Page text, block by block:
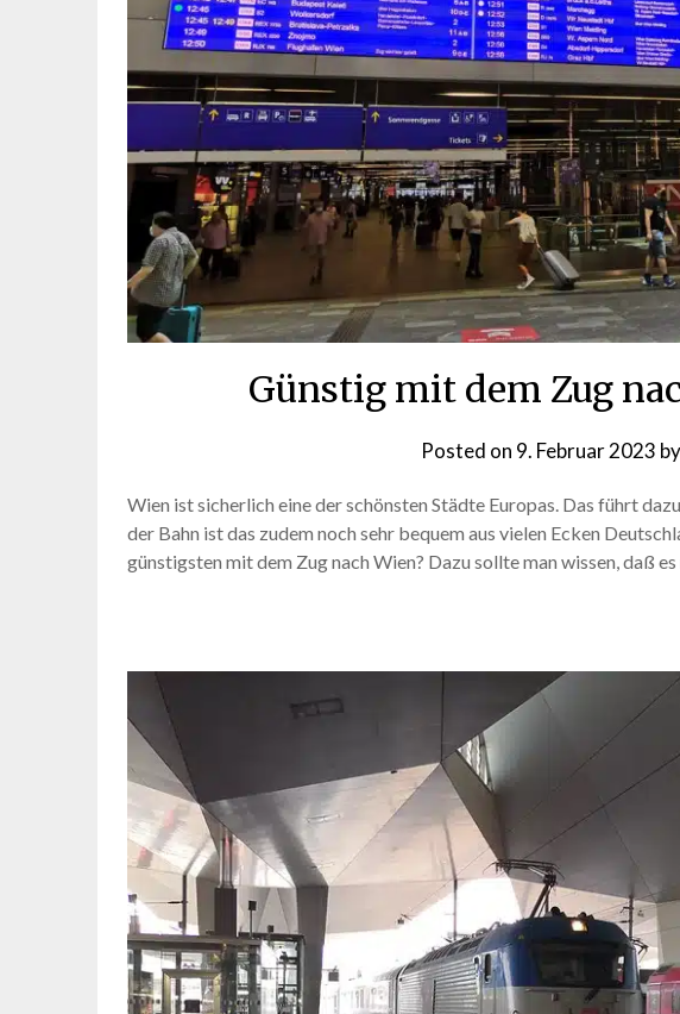
Günstig mit dem Zug
Posted on 9. Februar 2023 by
Wien ist sicherlich eine der schönsten Städte Europas. Das führt
der Bahn ist das zudem noch sehr bequem aus vielen Ecken
günstigsten mit dem Zug nach Wien? Dazu sollte man wissen, daß